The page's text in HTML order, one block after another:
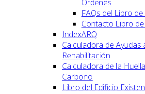
Órdenes
FAQs del Libro
Contacto Libro
IndexARQ
Calculadora de Ayudas
Rehabilitación
Calculadora de la
Carbono
Libro del Edificio